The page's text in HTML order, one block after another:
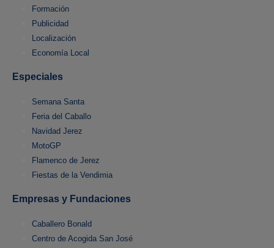
Formación
Publicidad
Localización
Economía Local
Especiales
Semana Santa
Feria del Caballo
Navidad Jerez
MotoGP
Flamenco de Jerez
Fiestas de la Vendimia
Empresas y Fundaciones
Caballero Bonald
Centro de Acogida San José